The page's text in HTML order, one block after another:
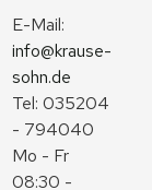
info@krause-
sohn.de
Tel: 035204
- 794040
Mo - Fr
08:30 -